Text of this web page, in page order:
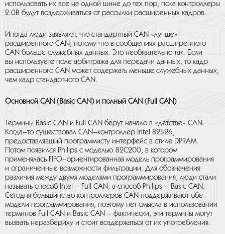
использовать их все на одной шине до тех пор, пока контроллеры
2.0B будут воздерживаться от рассылки расширенных кадров.
Иногда люди заявляют, что стандартный CAN «лучше»
расширенного CAN, потому что в сообщениях расширенного
CAN больше служебных данных. Это необязательно так. Если
вы используете поле арбитража для передачи данных, то кадр
расширенного CAN может содержать меньше служебных данных,
чем кадр стандартного CAN.
Основной CAN (Basic CAN) и полный CAN (Full CAN)
Термины Basic CAN и Full CAN берут начало в «детстве» CAN.
Когда–то существовал CAN–контроллер Intel 82526,
предоставлявший программисту интерфейс в стиле DPRAM.
Потом появился Philips с моделью 82C200, в котором
применялась FIFO–ориентированная модель программирования
и ограниченные возможности фильтрации. Для обозначения
различия между двумя моделями программирования, люди стали
называть способ Intel – Full CAN, а способ Philips – Basic CAN.
Сегодня большинство контроллеров CAN поддерживают обе
модели программирования, поэтому нет смысла в использовании
терминов Full CAN и Basic CAN – фактически, эти термины могут
вызвать неразбериху и стоит воздержаться от их употребления.